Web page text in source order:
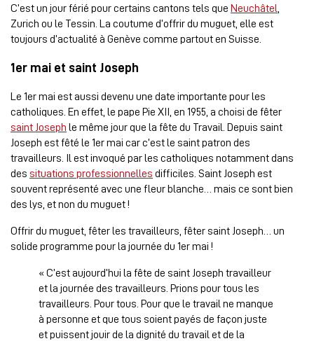
C’est un jour férié pour certains cantons tels que Neuchâtel,
Zurich ou le Tessin. La coutume d’offrir du muguet, elle est
toujours d’actualité à Genève comme partout en Suisse.
1er mai et saint Joseph
Le 1er mai est aussi devenu une date importante pour les
catholiques. En effet, le pape Pie XII, en 1955, a choisi de fêter
saint Joseph le même jour que la fête du Travail. Depuis saint
Joseph est fêté le 1er mai car c’est le saint patron des
travailleurs. Il est invoqué par les catholiques notamment dans
des situations professionnelles difficiles. Saint Joseph est
souvent représenté avec une fleur blanche… mais ce sont bien
des lys, et non du muguet !
Offrir du muguet, fêter les travailleurs, fêter saint Joseph… un
solide programme pour la journée du 1er mai !
« C’est aujourd’hui la fête de saint Joseph travailleur
et la journée des travailleurs. Prions pour tous les
travailleurs. Pour tous. Pour que le travail ne manque
à personne et que tous soient payés de façon juste
et puissent jouir de la dignité du travail et de la